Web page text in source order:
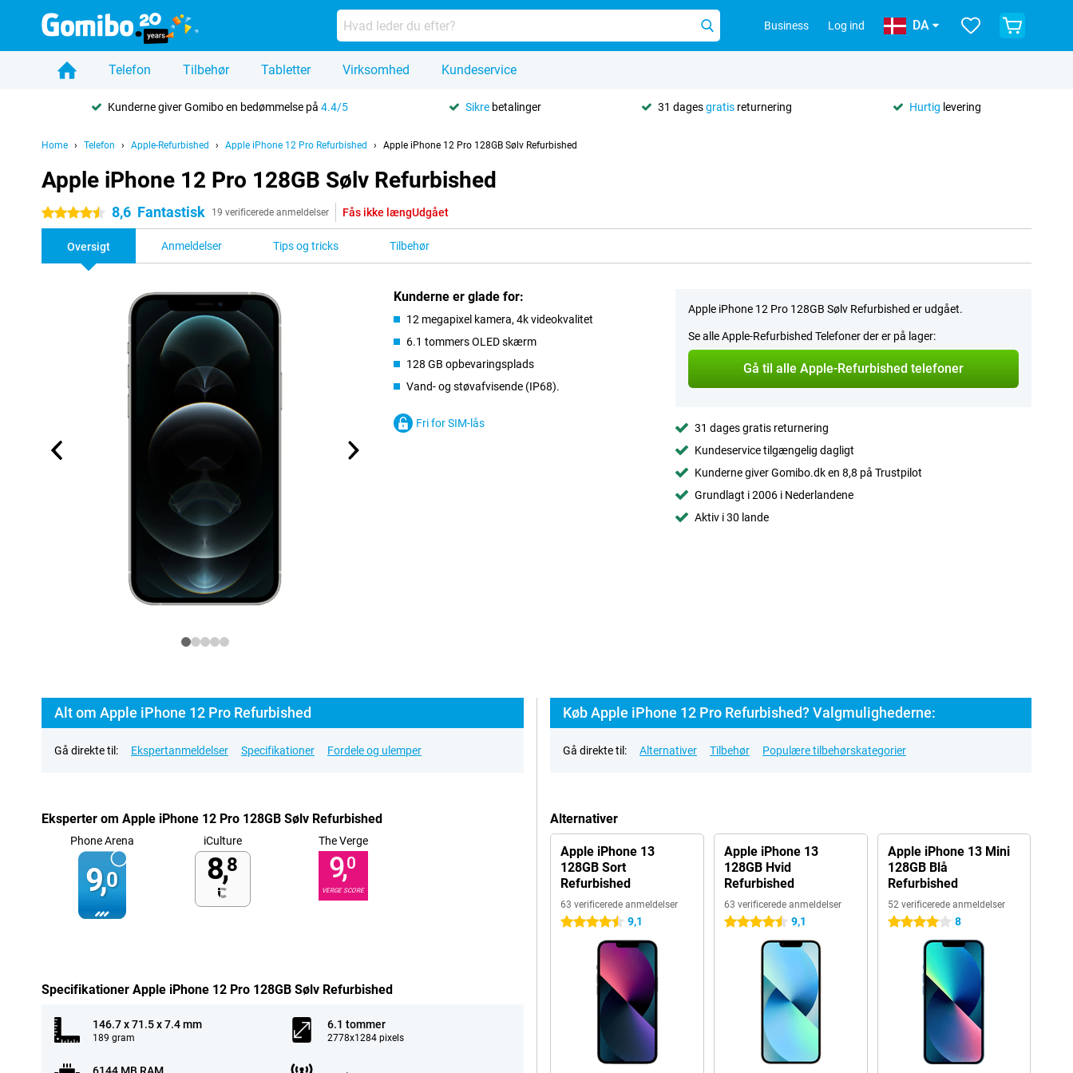
Business Log ind DA
Telefon Tilbehør Tabletter Virksomhed Kundeservice
Kunderne giver Gomibo en bedømmelse på4.4/5 Sikrebetalinger 31 dagesgratis returnering Hurtig levering
Home Telefon Apple-Refurbished Apple iPhone 12 Pro Refurbished Apple iPhone 12 Pro 128GB Sølv Refurbished
Apple iPhone 12 Pro 128GB Sølv Refurbished
4.5 stjerner 8,6 Fantastisk 19 verificerede anmeldelser Fås ikke længUdgået
Oversigt Anmeldelser Tips og tricks Tilbehør
Kunderne er glade for:
12 megapixel kamera, 4k videokvalitet
6.1 tommers OLED skærm
128 GB opbevaringsplads
Vand- og støvafvisende (IP68).
Fri for SIM-lås
Apple iPhone 12 Pro 128GB Sølv Refurbished er udgået.
Se alle Apple-Refurbished Telefoner der er på lager:
Gå til alle Apple-Refurbished telefoner
31 dages gratis returnering
Kundeservice tilgængelig dagligt
Kunderne giver Gomibo.dk en 8,8 på Trustpilot
Grundlagt i 2006 i Nederlandene
Aktiv i 30 lande
Alt om Apple iPhone 12 Pro Refurbished
Gå direkte til: Ekspertanmeldelser Specifikationer Fordele og ulemper
Eksperter om Apple iPhone 12 Pro 128GB Sølv Refurbished
Phone Arena
9,0
iCulture
8,8
The Verge
9,0
VERGE SCORE
Specifikationer Apple iPhone 12 Pro 128GB Sølv Refurbished
146.7 x 71.5 x 7.4 mm
189 gram
6.1 tommer
2778x1284 pixels
Køb Apple iPhone 12 Pro Refurbished? Valgmulighederne:
Gå direkte til: Alternativer Tilbehør Populære tilbehørskategorier
Alternativer
Apple iPhone 13
128GB Sort
Refurbished
63 verificerede anmeldelser
4.5 stjerner 9,1
Apple iPhone 13
128GB Hvid
Refurbished
63 verificerede anmeldelser
4.5 stjerner 9,1
Apple iPhone 13 Mini
128GB Blå
Refurbished
52 verificerede anmeldelser
4 stjerner 8